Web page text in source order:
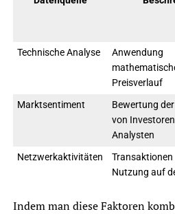
Technische Analyse
Anwendung
Preisverlauf
Marktsentiment
Bewertung
von
Analysten
Netzwerkaktivitäten
Transaktionen
Nutzung auf
Indem man diese Faktoren